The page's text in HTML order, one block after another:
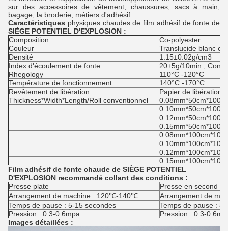
sur des accessoires de vêtement, chaussures, sacs à main,
bagage, la broderie, métiers d'adhésif.
Caractéristiques physiques chaudes de film adhésif de fonte de
SIÈGE POTENTIEL D'EXPLOSION :
Composition
Co-polyester
Couleur
Translucide blanc
Densité
1.15±0.02g/cm3
Index d'écoulement de fonte
20±5g/10min ;
Rhegology
110°C -120°C
Température de fonctionnement
140°C -170°C
Revêtement de libération
Papier de libération
Thickness*Width*Length/Roll conventionnel
Film adhésif de fonte chaude de SIÈGE POTENTIEL
D'EXPLOSION recommandé collant des conditions :
Presse plate
Presse en second
Arrangement de machine : 120℃-140℃
Arrangement de
Temps de pause : 5-15 secondes
Temps de pause :
Pression : 0.3-0.6mpa
Pression : 0.3-
Images détaillées :